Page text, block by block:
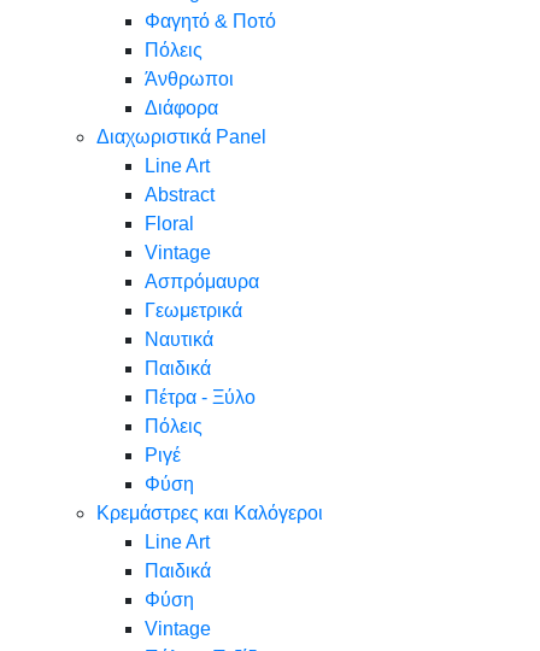
Φαγητό & Ποτό
Πόλεις
Άνθρωποι
Διάφορα
Διαχωριστικά Panel
Line Art
Abstract
Floral
Vintage
Ασπρόμαυρα
Γεωμετρικά
Ναυτικά
Παιδικά
Πέτρα - Ξύλο
Πόλεις
Ριγέ
Φύση
Κρεμάστρες και Καλόγεροι
Line Art
Παιδικά
Φύση
Vintage